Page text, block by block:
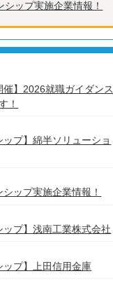
シップ実施企業情報！
催】2026就職ガイダンス
！
ップ】綿半ソリューショ
シップ実施企業情報！
ップ】浅南工業株式会社
ップ】上田信用金庫